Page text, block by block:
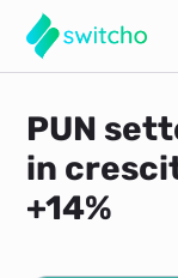
PUN
in
+14%